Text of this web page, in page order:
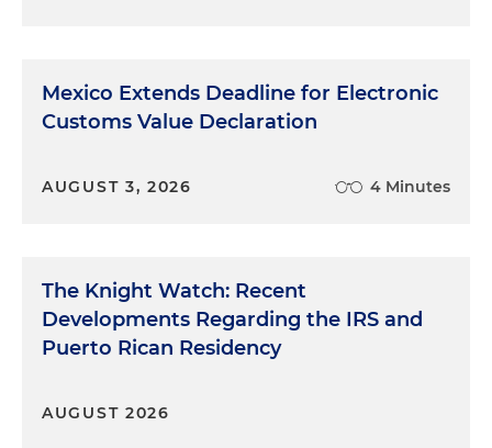
Mexico Extends Deadline for Electronic
Customs Value Declaration
AUGUST 3, 2026 4 Minutes
The Knight Watch: Recent
Developments Regarding the IRS and
Puerto Rican Residency
AUGUST 2026